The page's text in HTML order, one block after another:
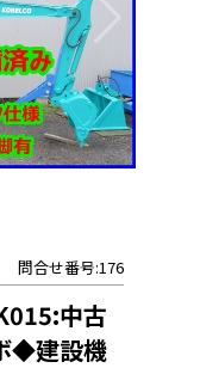
問合せ番号:176
中古
◆建設機